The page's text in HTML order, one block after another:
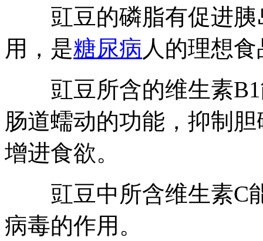
豇豆的磷脂有促进胰
用，是糖尿病 人的理想
豇豆所含的维生素B1
肠道蠕动的功能，抑制
增进食欲。
豇豆中所含维生素C
病毒的作用。